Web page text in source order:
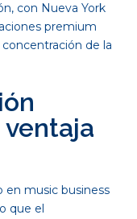
con Nueva York
premium
de la
en music business
que el